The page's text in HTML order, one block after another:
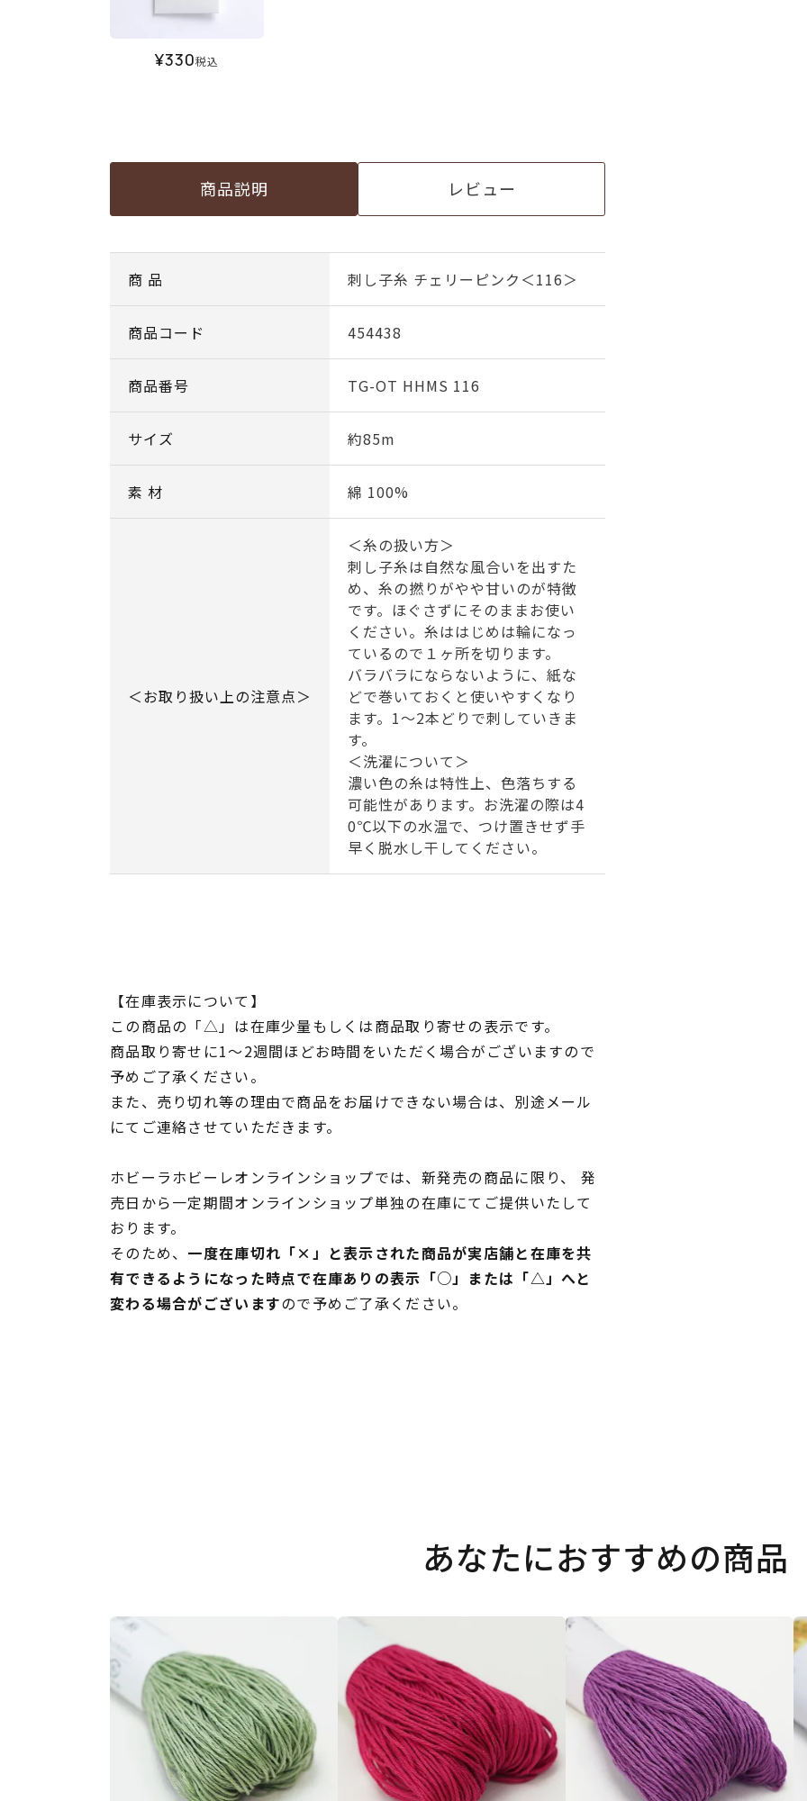
¥330税込
商品説明 レビュー
商 品 刺し子糸 チェリーピンク＜116＞
商品コード 454438
商品番号 TG-OT HHMS 116
サイズ 約85m
素 材 綿 100%
＜お取り扱い上の注意点＞
＜糸の扱い方＞
刺し子糸は自然な風合いを出すた
め、糸の撚りがやや甘いのが特徴
です。ほぐさずにそのままお使い
ください。糸ははじめは輪になっ
ているので１ヶ所を切ります。
バラバラにならないように、紙な
どで巻いておくと使いやすくなり
ます。1～2本どりで刺していきま
す。
＜洗濯について＞
濃い色の糸は特性上、色落ちする
可能性があります。お洗濯の際は4
0℃以下の水温で、つけ置きせず手
早く脱水し干してください。
【在庫表示について】
この商品の「△」は在庫少量もしくは商品取り寄せの表示です。
商品取り寄せに1～2週間ほどお時間をいただく場合がございますので
予めご了承ください。
また、売り切れ等の理由で商品をお届けできない場合は、別途メール
にてご連絡させていただきます。
ホビーラホビーレオンラインショップでは、新発売の商品に限り、 発
売日から一定期間オンラインショップ単独の在庫にてご提供いたして
おります。
そのため、 一度在庫切れ「×」と表示された商品が実店舗と在庫を共
有できるようになった時点で在庫ありの表示「○」または「△」へと
変わる場合がございますので予めご了承ください。
あなたにおすすめの商品